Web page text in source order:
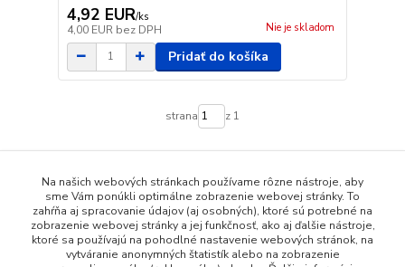
4,92 EUR/ks
4,00 EUR bez DPH Nie je skladom
Pridať do košíka
strana z 1
Na našich webových stránkach používame rôzne nástroje, aby
sme Vám ponúkli optimálne zobrazenie webovej stránky. To
zahŕňa aj spracovanie údajov (aj osobných), ktoré sú potrebné na
zobrazenie webovej stránky a jej funkčnosť, ako aj ďalšie nástroje,
ktoré sa používajú na pohodlné nastavenie webových stránok, na
vytváranie anonymných štatistík alebo na zobrazenie